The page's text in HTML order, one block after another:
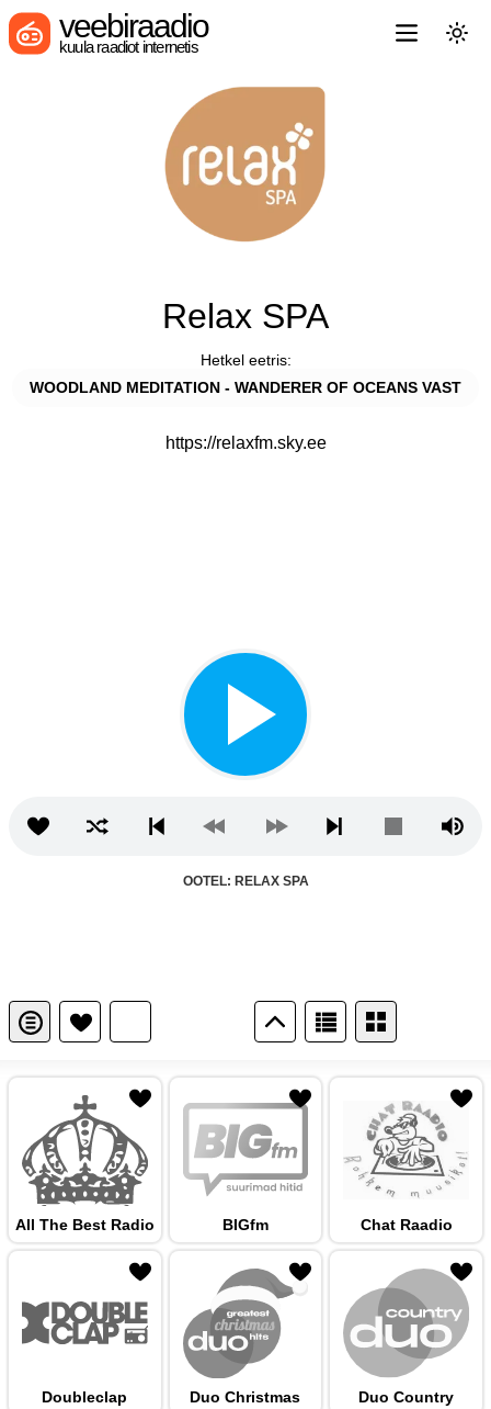
veebiraadio
kuula raadiot internetis
Relax SPA
Hetkel eetris:
WOODLAND MEDITATION - WANDERER OF OCEANS VAST
https://relaxfm.sky.ee
OOTEL: RELAX SPA
All The Best Radio BIGfm Chat Raadio
Doubleclap Duo Christmas Duo Country